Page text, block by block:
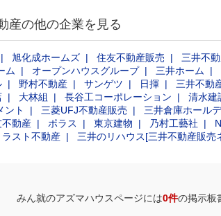
産の他の企業を見る
旭化成ホームズ 住友不動産販売 三井不
ム オープンハウスグループ 三井ホーム
野村不動産 サンゲツ 日揮 三井不動
大林組 長谷工コーポレーション 清水建
ント
三菱UFJ不動産販売 三井倉庫ホール
不動産 ポラス 東京建物 乃村工藝社
スト不動産 三井のリハウス[三井不動産販売
みん就のアズマハウスページには0件の掲示板